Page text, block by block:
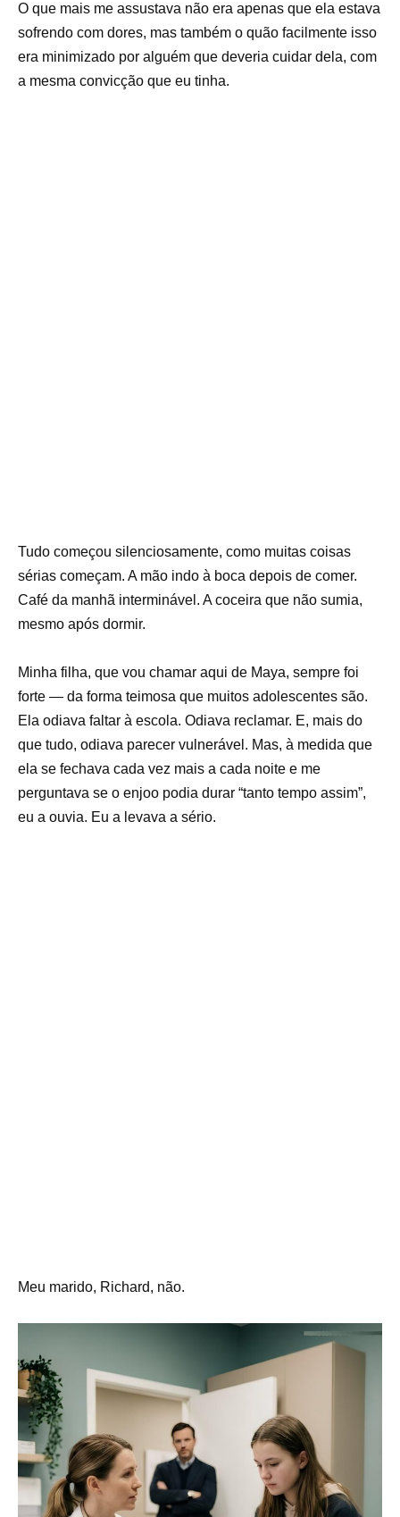
O que mais me assustava não era apenas que ela estava
sofrendo com dores, mas também o quão facilmente isso
era minimizado por alguém que deveria cuidar dela, com
a mesma convicção que eu tinha.
Tudo começou silenciosamente, como muitas coisas
sérias começam. A mão indo à boca depois de comer.
Café da manhã interminável. A coceira que não sumia,
mesmo após dormir.
Minha filha, que vou chamar aqui de Maya, sempre foi
forte — da forma teimosa que muitos adolescentes são.
Ela odiava faltar à escola. Odiava reclamar. E, mais do
que tudo, odiava parecer vulnerável. Mas, à medida que
ela se fechava cada vez mais a cada noite e me
perguntava se o enjoo podia durar “tanto tempo assim”,
eu a ouvia. Eu a levava a sério.
Meu marido, Richard, não.